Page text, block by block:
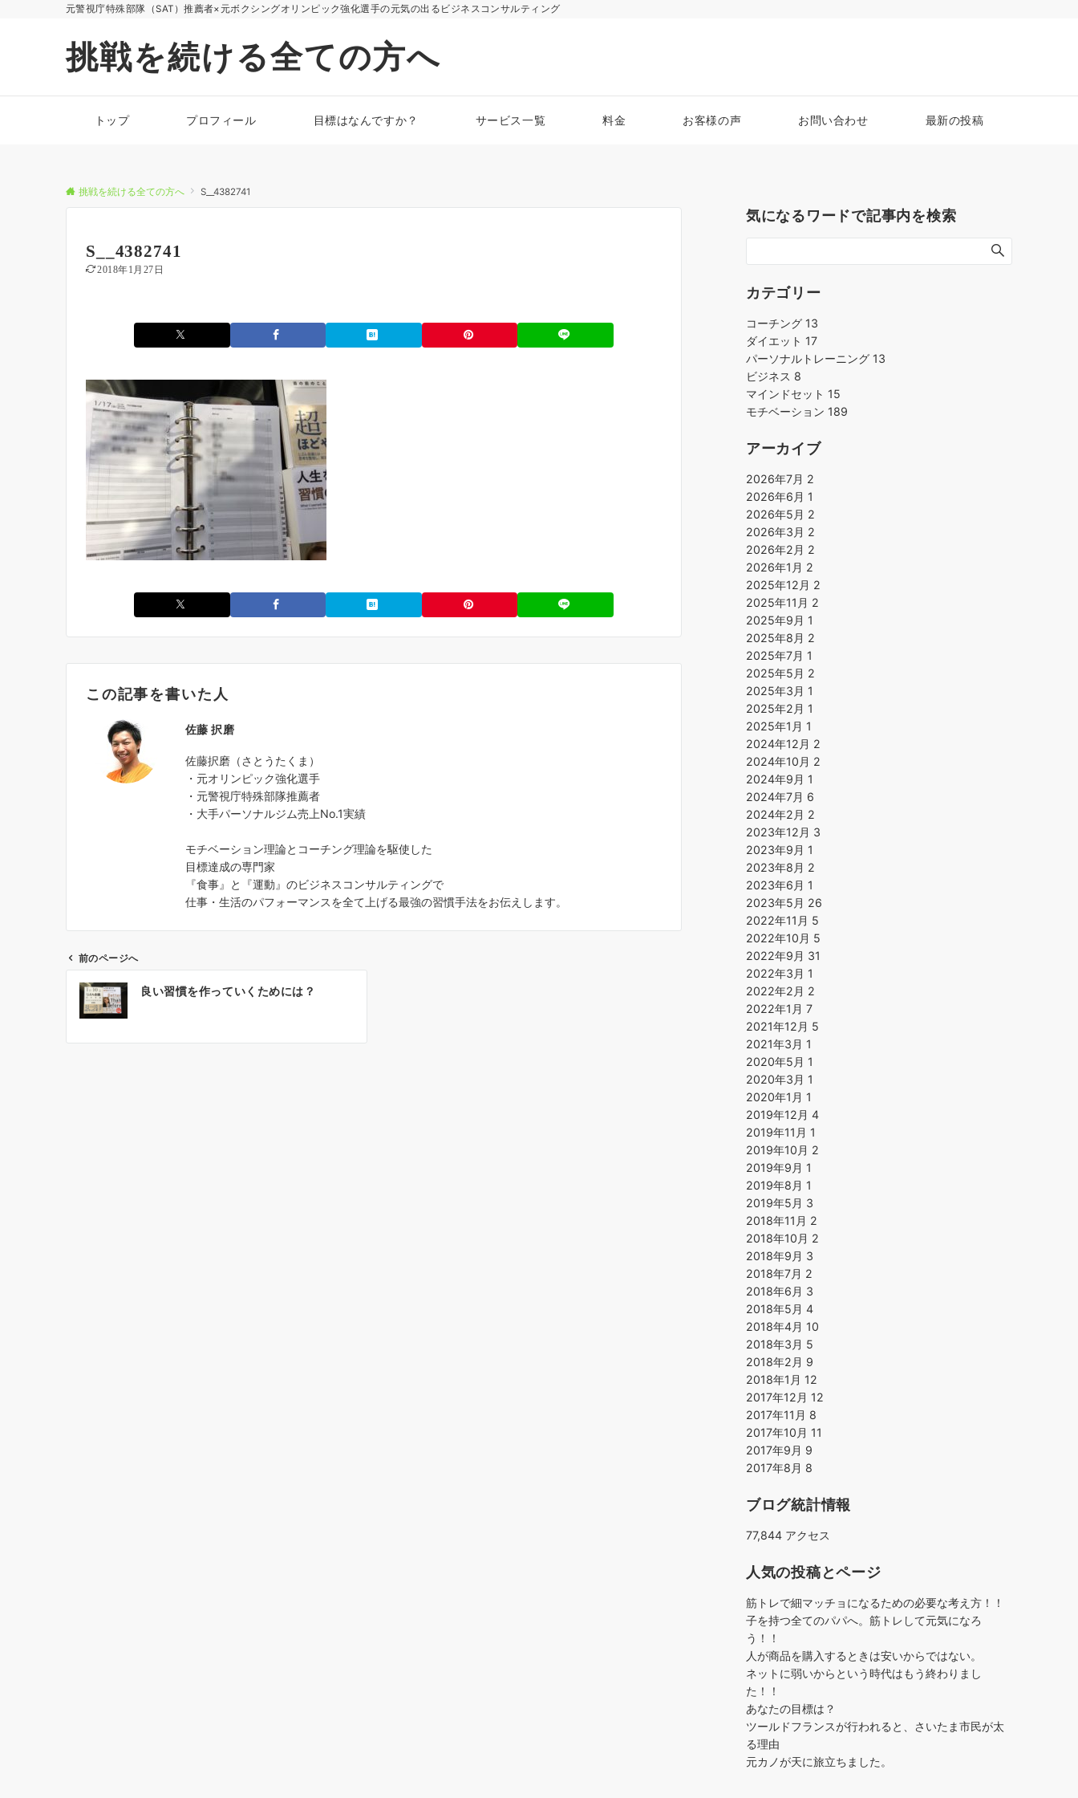
元警視庁特殊部隊（SAT）推薦者×元ボクシングオリンピック強化選手の元気の出るビジネスコンサルティング
挑戦を続ける全ての方へ
トップ プロフィール 目標はなんですか？ サービス一覧 料金 お客様の声 お問い合わせ 最新の投稿
挑戦を続ける全ての方へ S__4382741
S__4382741
2018年1月27日
この記事を書いた人
佐藤 択磨
佐藤択磨（さとうたくま）
・元オリンピック強化選手
・元警視庁特殊部隊推薦者
・大手パーソナルジム売上No.1実績
モチベーション理論とコーチング理論を駆使した
目標達成の専門家
『食事』と『運動』のビジネスコンサルティングで
仕事・生活のパフォーマンスを全て上げる最強の習慣手法をお伝えします。
前のページへ
良い習慣を作っていくためには？
気になるワードで記事内を検索
カテゴリー
コーチング 13
ダイエット 17
パーソナルトレーニング 13
ビジネス 8
マインドセット 15
モチベーション 189
アーカイブ
2026年7月 2
2026年6月 1
2026年5月 2
2026年3月 2
2026年2月 2
2026年1月 2
2025年12月 2
2025年11月 2
2025年9月 1
2025年8月 2
2025年7月 1
2025年5月 2
2025年3月 1
2025年2月 1
2025年1月 1
2024年12月 2
2024年10月 2
2024年9月 1
2024年7月 6
2024年2月 2
2023年12月 3
2023年9月 1
2023年8月 2
2023年6月 1
2023年5月 26
2022年11月 5
2022年10月 5
2022年9月 31
2022年3月 1
2022年2月 2
2022年1月 7
2021年12月 5
2021年3月 1
2020年5月 1
2020年3月 1
2020年1月 1
2019年12月 4
2019年11月 1
2019年10月 2
2019年9月 1
2019年8月 1
2019年5月 3
2018年11月 2
2018年10月 2
2018年9月 3
2018年7月 2
2018年6月 3
2018年5月 4
2018年4月 10
2018年3月 5
2018年2月 9
2018年1月 12
2017年12月 12
2017年11月 8
2017年10月 11
2017年9月 9
2017年8月 8
ブログ統計情報
77,844 アクセス
人気の投稿とページ
筋トレで細マッチョになるための必要な考え方！！
子を持つ全てのパパへ。筋トレして元気になろ
う！！
人が商品を購入するときは安いからではない。
ネットに弱いからという時代はもう終わりまし
た！！
あなたの目標は？
ツールドフランスが行われると、さいたま市民が太
る理由
元カノが天に旅立ちました。